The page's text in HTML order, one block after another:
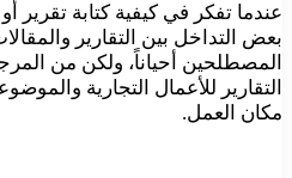
عندما تفكر في كيفية كتابة تقرير
بعض التداخل بين التقارير
المصطلحين أحياناً، ولكن من
التقارير للأعمال التجارية
مكان العمل.